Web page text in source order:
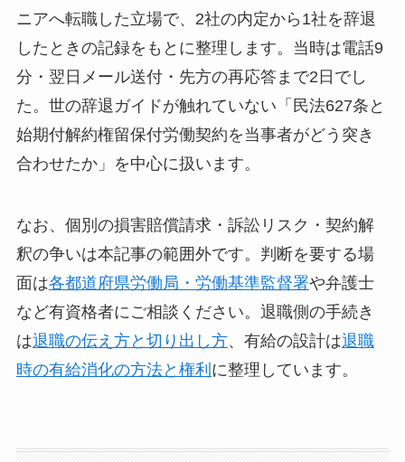
ニアへ転職した立場で、2社の内定から1社を辞退
したときの記録をもとに整理します。当時は電話9
分・翌日メール送付・先方の再応答まで2日でし
た。世の辞退ガイドが触れていない「民法627条と
始期付解約権留保付労働契約を当事者がどう突き
合わせたか」を中心に扱います。
なお、個別の損害賠償請求・訴訟リスク・契約解
釈の争いは本記事の範囲外です。判断を要する場
面は各都道府県労働局・労働基準監督署や弁護士
など有資格者にご相談ください。退職側の手続き
は退職の伝え方と切り出し方、有給の設計は退職
時の有給消化の方法と権利 に整理しています。